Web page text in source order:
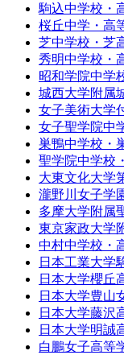
駒込中学校・
桜丘中学・高
芝中学校・芝
秀明中学校・
昭和学院中学
城西大学附属
女子美術大学
女子聖学院中
巣鴨中学校・
聖学院中学校
大東文化大学
瀧野川女子学
多摩大学附属
東京家政大学
中村中学校・
日本工業大学
日本大学櫻丘
日本大学豊山
日本大学藤沢
日本大学明誠
白鵬女子高等